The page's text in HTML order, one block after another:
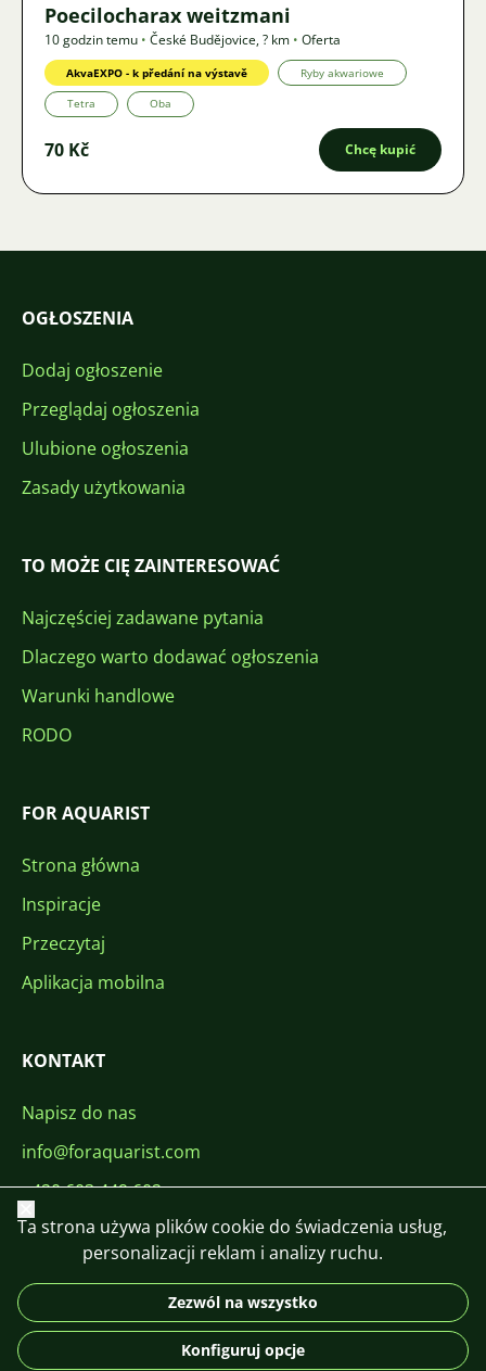
Poecilocharax weitzmani
10 godzin temu • České Budějovice,? km • Oferta
AkvaEXPO - k předání na výstavě Ryby akwariowe
Tetra Oba
70 Kč Chcę kupić
OGŁOSZENIA
Dodaj ogłoszenie
Przeglądaj ogłoszenia
Ulubione ogłoszenia
Zasady użytkowania
TO MOŻE CIĘ ZAINTERESOWAĆ
Najczęściej zadawane pytania
Dlaczego warto dodawać ogłoszenia
Warunki handlowe
RODO
FOR AQUARIST
Strona główna
Inspiracje
Przeczytaj
Aplikacja mobilna
KONTAKT
Napisz do nas
info@foraquarist.com
+420 603 449 602
DE
Zamknij
Ta strona używa plików cookie do świadczenia usług,
personalizacji reklam i analizy ruchu.
Zezwól na wszystko
Konfiguruj opcje